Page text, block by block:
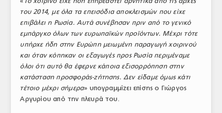
του 2014, με όλα τα επεισόδια αποκλεισμών που είχε
επιβάλει η Ρωσία. Αυτά συνέβησαν πριν από το γενικό
εμπάργκο όλων των ευρωπαϊκών προϊόντων. Μέχρι τότε
υπήρχε ήδη στην Ευρώπη μειωμένη παραγωγή χοιρινού
και όταν κόπηκαν οι εξαγωγές προς Ρωσία περιμέναμε
όλοι ότι αυτό θα έφερνε κάποια εξισορρόπηση στην
κατάσταση προσφοράς-ζήτησης. Δεν είδαμε όμως κάτι
τέτοιο μέχρι σήμερα» υπογραμμίζει επίσης ο Γιώργος
Αργυρίου από την πλευρά του.